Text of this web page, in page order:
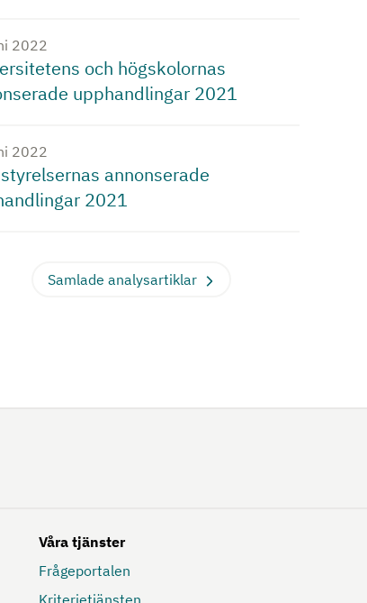
2022
och högskolornas
upphandlingar 2021
2022
annonserade
2021
Samlade analysartiklar
Våra tjänster
Frågeportalen
Kriterietjänsten